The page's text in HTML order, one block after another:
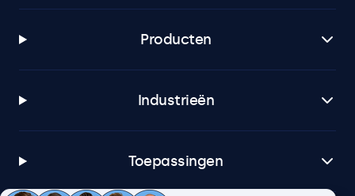
Producten
Industrieën
Toepassingen